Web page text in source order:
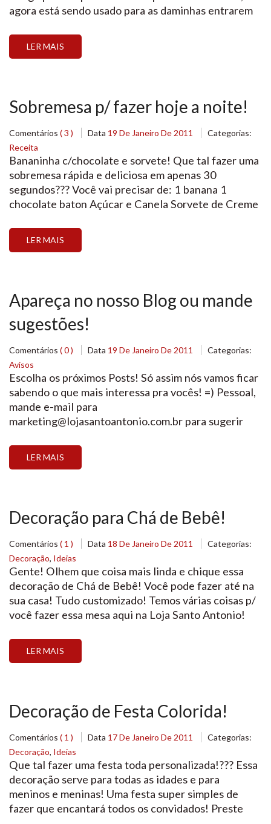
agora está sendo usado para as daminhas entrarem
pirulito depois da cerimônia? Aqui na Loja Santo
Antonio temos Pirulitos de todos […]
LER MAIS
Sobremesa p/ fazer hoje a noite!
Comentários ( 3 ) Data 19 De Janeiro De 2011
Categorias:
Receita
Bananinha c/chocolate e sorvete! Que tal fazer uma
sobremesa rápida e deliciosa em apenas 30
segundos??? Você vai precisar de: 1 banana 1
chocolate baton Açúcar e Canela Sorvete de Creme
Banana com casca e insira um chocolate batom
Coloque no microondas de 20 a 30 segundos […]
LER MAIS
Apareça no nosso Blog ou mande
sugestões!
Comentários ( 0 ) Data 19 De Janeiro De 2011
Categorias:
Avisos
Escolha os próximos Posts! Só assim nós vamos ficar
sabendo o que mais interessa pra vocês! =) Pessoal,
mande e-mail para
marketing@lojasantoantonio.com.br para sugerir
Casamentos, Culinária, Chocolate, Confeitaria,
Cursos e Artesanato ou então mande por
LER MAIS
Decoração para Chá de Bebê!
Comentários ( 1 ) Data 18 De Janeiro De 2011
Categorias:
Decoração, Ideias
Gente! Olhem que coisa mais linda e chique essa
decoração de Chá de Bebê! Você pode fazer até na
sua casa! Tudo customizado! Temos várias coisas p/
você fazer essa mesa aqui na Loja Santo Antonio!
de aluminio, guloseimas, pasta americana e muito
mais… Cubra a mesa com […]
LER MAIS
Decoração de Festa Colorida!
Comentários ( 1 ) Data 17 De Janeiro De 2011
Categorias:
Decoração, Ideias
Que tal fazer uma festa toda personalizada!??? Essa
decoração serve para todas as idades e para
meninos e meninas! Uma festa super simples de
fazer que encantará todos os convidados! Preste